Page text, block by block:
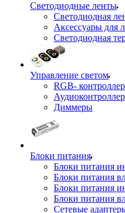
Светодиодные ленты
Светодиодная
Аксессуары для
Светодиодная
Управление светом
RGB-
Диммеры
Блоки питания
Блоки питания
Блоки питания
Блоки питания
Блоки питания
Сетевые